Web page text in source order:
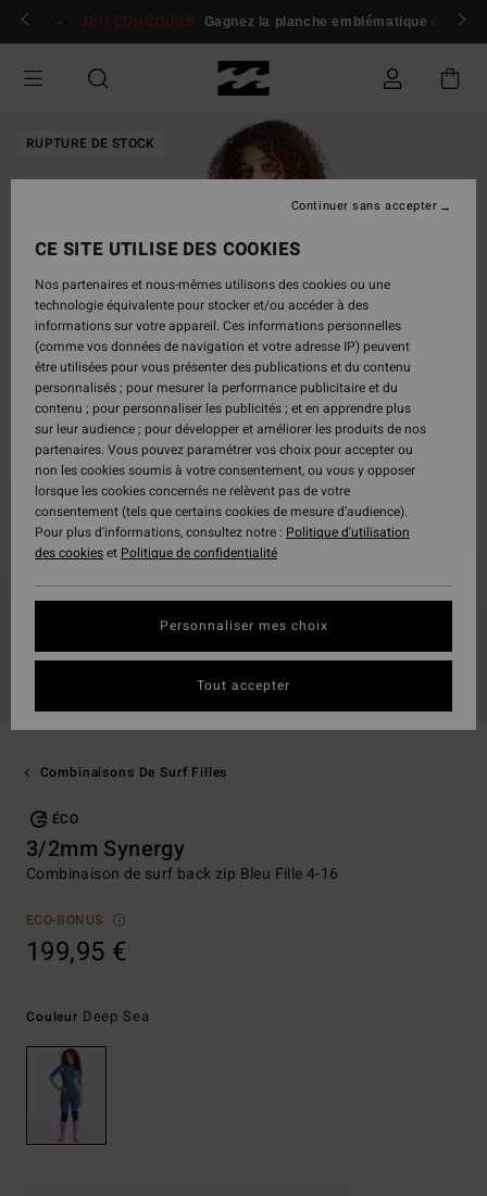
Passer
Se connecter / s'inscrire
JEU CONCOURS Gagnez la planche emblématique d'Andy
RUPTURE DE STOCK
Combinaisons De Surf Filles
ÉCO
3/2mm Synergy
Combinaison de surf back zip Bleu Fille 4-16
ECO-BONUS
199,95 €
Couleur Deep Sea
CE SITE UTILISE DES COOKIES
Nos partenaires et nous-mêmes utilisons des cookies ou une
technologie équivalente pour stocker et/ou accéder à des
informations sur votre appareil. Ces informations personnelles
(comme vos données de navigation et votre adresse IP) peuvent
être utilisées pour vous présenter des publications et du contenu
personnalisés ; pour mesurer la performance publicitaire et du
contenu ; pour personnaliser les publicités ; et en apprendre plus
sur leur audience ; pour développer et améliorer les produits de nos
partenaires. Vous pouvez paramétrer vos choix pour accepter ou
non les cookies soumis à votre consentement, ou vous y opposer
lorsque les cookies concernés ne relèvent pas de votre
consentement (tels que certains cookies de mesure d’audience).
Pour plus d'informations, consultez notre : Politique d'utilisation
des cookieset Politique de confidentialité
Personnaliser mes choix
Continuer sans accepter
Tout accepter